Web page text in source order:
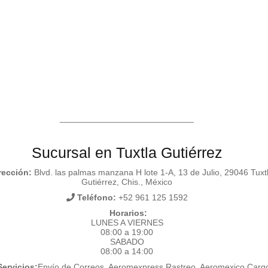
Sucursal en Tuxtla Gutiérrez
Blvd. las palmas manzana H lote 1-A, 13 de Julio, 29046
Gutiérrez, Chis., México
Teléfono: +52 961 125 1592
Horarios:
LUNES A VIERNES
08:00 a 19:00
SABADO
08:00 a 14:00